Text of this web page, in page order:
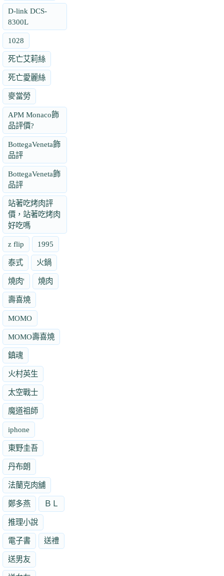
D-link DCS-
8300L
1028
死亡艾莉絲
死亡愛麗絲
麥當勞
APM Monaco飾
品評價?
BottegaVeneta飾
品評
BottegaVeneta飾
品評
站著吃烤肉評
價，站著吃烤肉
好吃嗎
z flip 1995
泰式 火鍋
燒肉' 燒肉
壽喜燒
MOMO
MOMO壽喜燒
鎮魂
火村英生
太空戰士
魔道祖師
iphone
東野圭吾
丹布朗
法蘭克肉舖
鄭多燕 ＢＬ
推理小說
電子書 送禮
送男友